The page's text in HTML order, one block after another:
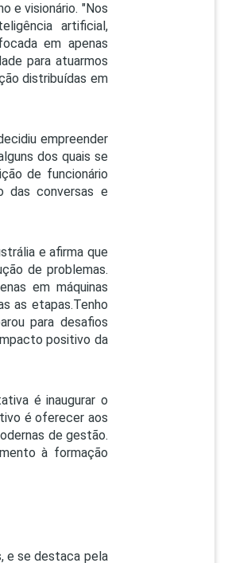
e visionário. "Nos
artificial,
em apenas
para atuarmos
distribuídas em
empreender
dos quais se
de funcionário
das conversas e
e afirma que
de problemas.
em máquinas
as etapas.Tenho
para desafios
positivo da
é inaugurar o
é oferecer aos
de gestão.
à formação
e se destaca pela